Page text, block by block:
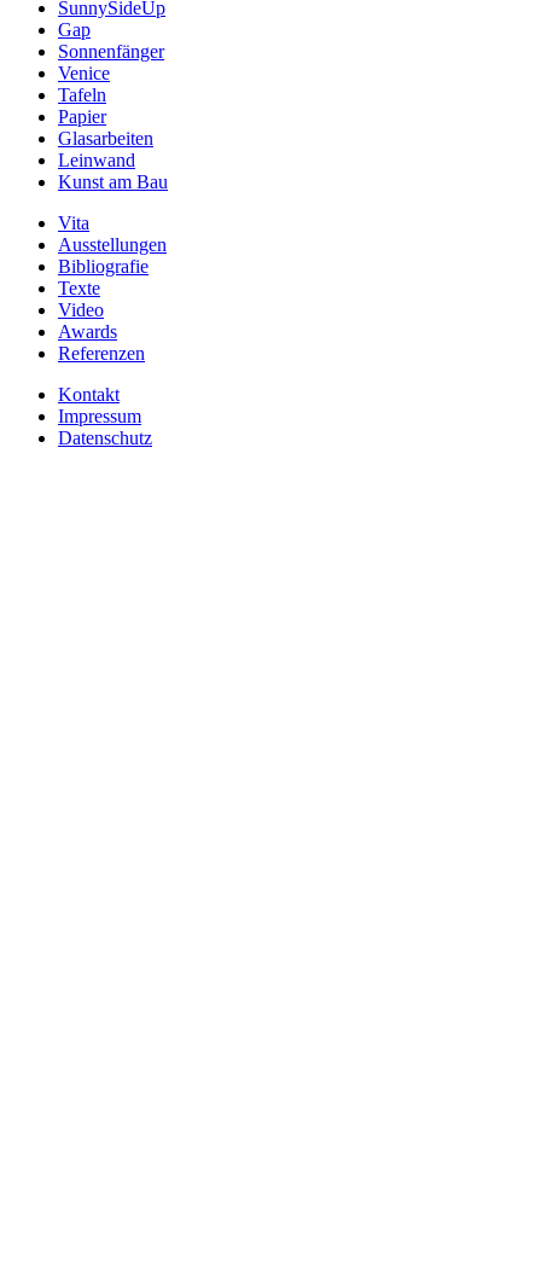
SunnySideUp
Gap
Sonnenfänger
Venice
Tafeln
Papier
Glasarbeiten
Leinwand
Kunst am Bau
Vita
Ausstellungen
Bibliografie
Texte
Video
Awards
Referenzen
Kontakt
Impressum
Datenschutz